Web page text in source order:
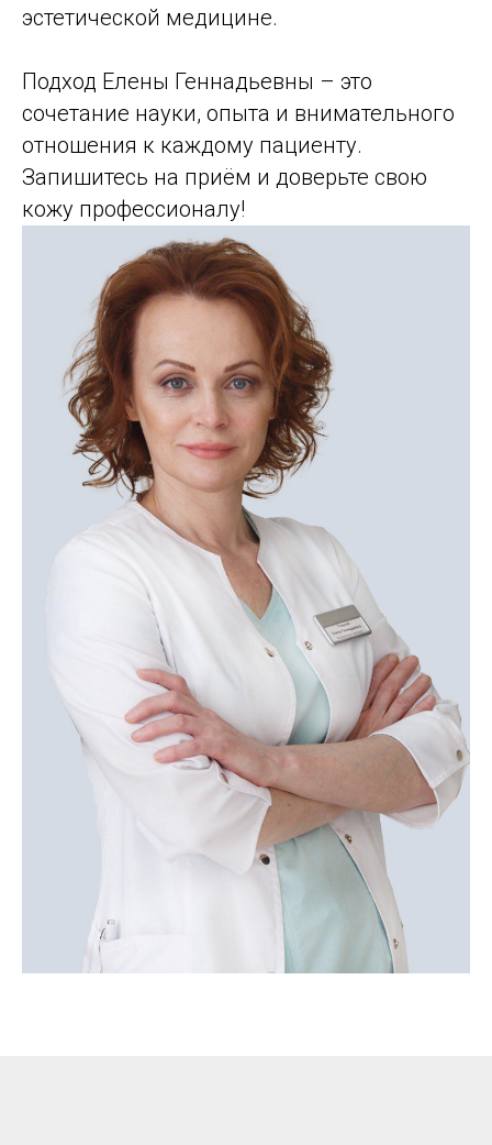
эстетической медицине.
Подход Елены Геннадьевны – это
сочетание науки, опыта и внимательного
отношения к каждому пациенту.
Запишитесь на приём и доверьте свою
кожу профессионалу!